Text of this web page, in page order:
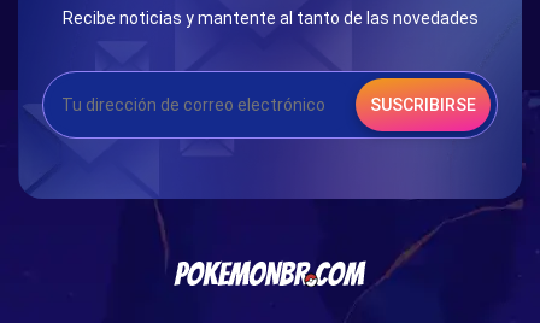
Recibe noticias y mantente al tanto de las novedades
SUSCRIBIRSE